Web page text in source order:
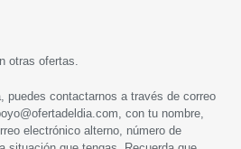
otras ofertas.
puedes contactarnos a través de correo
, con tu nombre,
electrónico alterno, número de